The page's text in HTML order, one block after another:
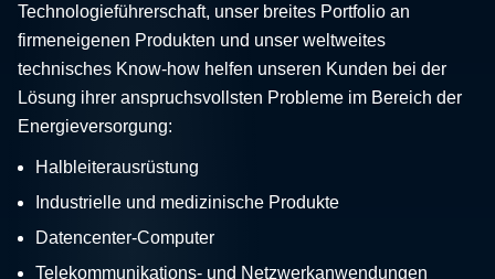
Technologieführerschaft, unser breites Portfolio an
firmeneigenen Produkten und unser weltweites
technisches Know-how helfen unseren Kunden bei der
Lösung ihrer anspruchsvollsten Probleme im Bereich der
Energieversorgung:
Halbleiterausrüstung
Industrielle und medizinische Produkte
Datencenter-Computer
Telekommunikations- und Netzwerkanwendungen